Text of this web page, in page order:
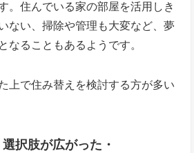
。住んでいる家の部屋を活用しき
ない、掃除や管理も大変など、夢
なることもあるようです。
上で住み替えを検討する方が多い
択肢が広がった・